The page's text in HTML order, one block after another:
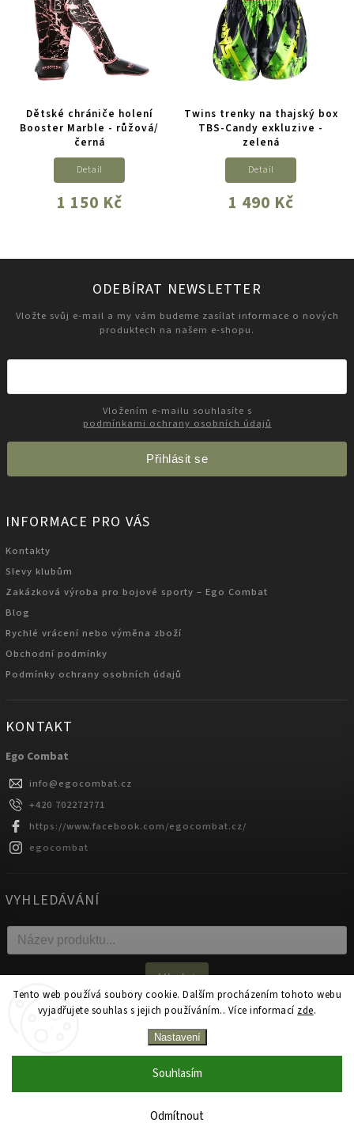
Tento web používá soubory cookie. Dalším procházením tohoto webu
vyjadřujete souhlas s jejich používáním.. Více informací zde.
Nastavení
Odmítnout
Souhlasím
Zakázková výroba na produkty Ego Combat od 1 kusu!
Neváhejte nás oslovit s poptávkou.
Dětské chrániče holení
Booster Marble - růžová/
černá
1 150 Kč
Detail
Twins trenky na thajský box
TBS-Candy exkluzive -
zelená
1 490 Kč
Detail
ODEBÍRAT NEWSLETTER
Vložte svůj e-mail a my vám budeme zasílat informace o nových
produktech na našem e-shopu.
podmínkami ochrany osobních údajů
Přihlásit se
INFORMACE PRO VÁS
Kontakty
Slevy klubům
Zakázková výroba pro bojové sporty – Ego Combat
Blog
Rychlé vrácení nebo výměna zboží
Obchodní podmínky
Podmínky ochrany osobních údajů
KONTAKT
Ego Combat
info@egocombat.cz
+420 702272771
https://www.facebook.com/egocombat.cz/
egocombat
VYHLEDÁVÁNÍ
Hledat
egocombat.cz. Všechna práva vyhrazena.
Upravit nastavení cookies
Shoptet| DesignShoptak.cz.